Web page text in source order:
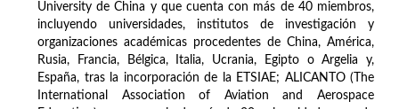
University de China y que cuenta con más de 40 miembros,
incluyendo universidades, institutos de investigación y
organizaciones académicas procedentes de China, América,
Rusia, Francia, Bélgica, Italia, Ucrania, Egipto o Argelia y,
España, tras la incorporación de la ETSIAE; ALICANTO (The
International Association of Aviation and Aerospace